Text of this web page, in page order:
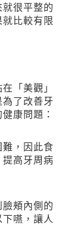
就很平整的
比較有限
「美觀」
為了改善牙
康問題：
難，因此食
高牙周病
頰內側的
嚥，讓人